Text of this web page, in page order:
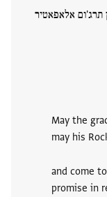
תרג'ום אלאפאטיר
May the
may his
and come